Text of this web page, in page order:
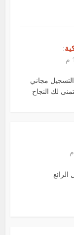
:
مجاني
لك النجاح